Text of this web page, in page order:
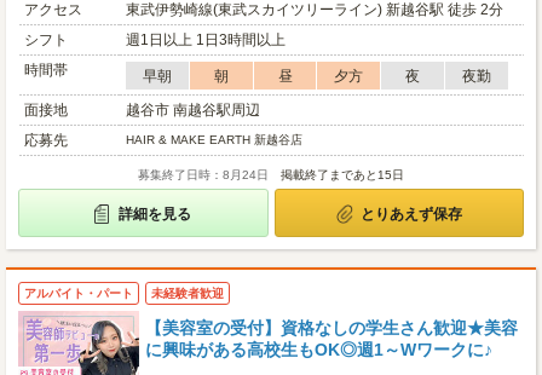
アクセス
東武伊勢崎線(東武スカイツリーライン) 新越谷駅 徒歩 2分
シフト
週1日以上 1日3時間以上
時間帯
早朝 朝 昼 夕方 夜
夜勤
面接地
越谷市 南越谷駅周辺
応募先
HAIR & MAKE EARTH 新越谷店
募集終了日時：8月24日 掲載終了まであと15日
詳細を見る とりあえず保存
アルバイト・パート 未経験者歓迎
【美容室の受付】資格なしの学生さん歓迎★美容
に興味がある高校生もOK◎週1～Wワークに♪